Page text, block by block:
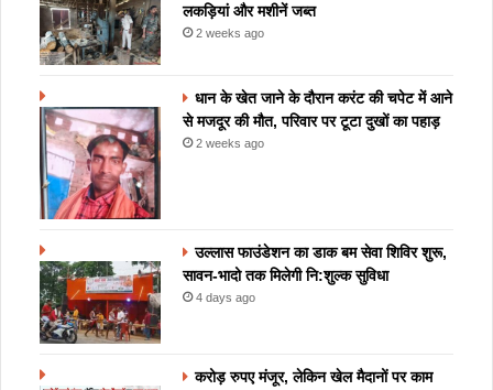
लकड़ियां और मशीनें जब्त
2 weeks ago
धान के खेत जाने के दौरान करंट की चपेट में आने
से मजदूर की मौत, परिवार पर टूटा दुखों का पहाड़
2 weeks ago
उल्लास फाउंडेशन का डाक बम सेवा शिविर शुरू,
सावन-भादो तक मिलेगी नि:शुल्क सुविधा
4 days ago
करोड़ रुपए मंजूर, लेकिन खेल मैदानों पर काम